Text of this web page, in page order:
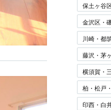
保土ヶ谷
金沢区・
川崎・都
藤沢・茅
横須賀・
柏・松戸
印西・白